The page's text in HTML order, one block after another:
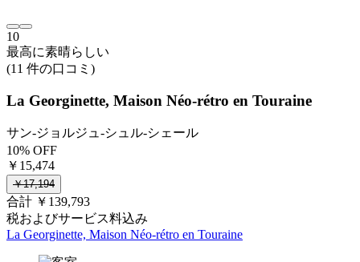
10
最高に素晴らしい
(11 件の口コミ)
La Georginette, Maison Néo-rétro en Touraine
サン-ジョルジュ-シュル-シェール
10% OFF
￥15,474
￥17,194
合計 ￥139,793
税およびサービス料込み
La Georginette, Maison Néo-rétro en Touraine